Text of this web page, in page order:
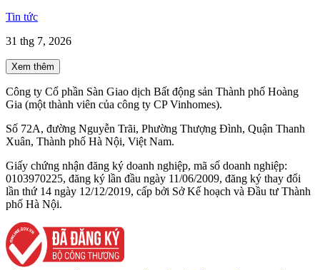
Tin tức
31 thg 7, 2026
Xem thêm
Công ty Cổ phần Sàn Giao dịch Bất động sản Thành phố Hoàng
Gia (một thành viên của công ty CP Vinhomes).
Số 72A, đường Nguyễn Trãi, Phường Thượng Đình, Quận Thanh
Xuân, Thành phố Hà Nội, Việt Nam.
Giấy chứng nhận đăng ký doanh nghiệp, mã số doanh nghiệp:
0103970225, đăng ký lần đầu ngày 11/06/2009, đăng ký thay đổi
lần thứ 14 ngày 12/12/2019, cấp bởi Sở Kế hoạch và Đầu tư Thành
phố Hà Nội.